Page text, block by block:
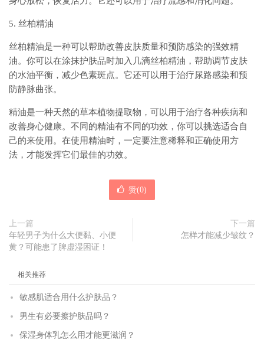
5. 丝柏精油
丝柏精油是一种可以帮助改善皮肤质量和预防感染的强效精
油。你可以在涂抹护肤品时加入几滴丝柏精油，帮助调节皮肤
的水油平衡，减少色素斑点。它还可以用于治疗尿路感染和预
防静脉曲张。
精油是一种天然的草本植物提取物，可以用于治疗各种疾病和
改善身心健康。不同的精油有不同的功效，你可以挑选适合自
己的来使用。在使用精油时，一定要注意稀释和正确使用方
法，才能发挥它们最佳的功效。
赞(0)
上一篇
年轻男子为什么大便黏、小便
黄？可能患了脾虚湿困证！
下一篇
怎样才能减少皱纹？
相关推荐
敏感肌适合用什么护肤品？
男生有必要擦护肤品吗？
保湿身体乳怎么用才能更滋润？